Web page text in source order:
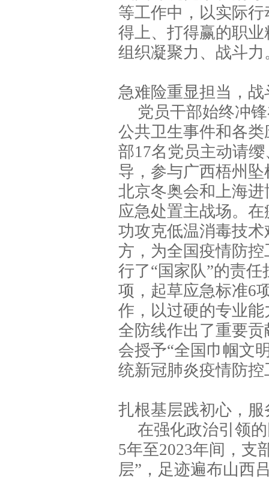
等工作中，以实际
得上、打得赢的职
组织凝聚力、战斗力
急难险重显担当，
党员干部始终冲
公共卫生事件和各
部17名党员主动请
导，参与广西梧州
北京冬奥会和上海
应急处置主战场。
功攻克低温消毒技
方，为全国疫情防
行了“国家队”的责
项，起草应急标准6
作，以过硬的专业
全防线作出了重要
会授予“全国巾帼文
统新冠肺炎疫情防
扎根基层践初心，
在强化政治引领
5年至2023年间，支
层”，足迹遍布山西